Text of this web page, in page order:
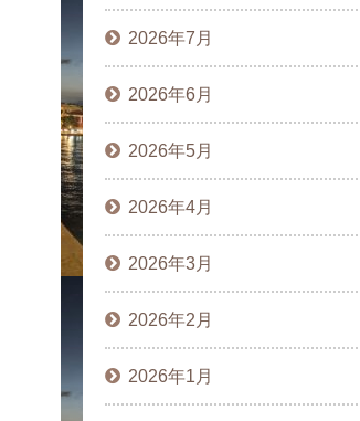
2026年7月
2026年6月
2026年5月
2026年4月
2026年3月
2026年2月
2026年1月